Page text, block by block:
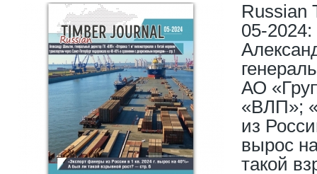
Russian
05-
АО
«ВЛП»;
из
вырос
такой